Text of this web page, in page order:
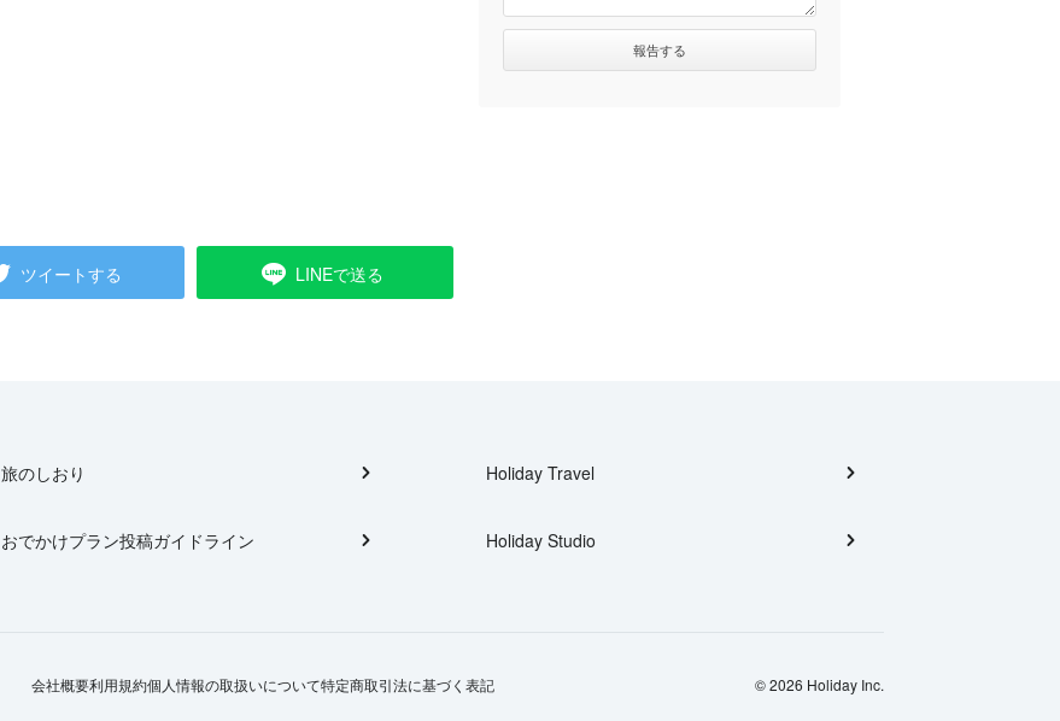
ツイートする LINEで送る
旅のしおり
おでかけプラン投稿ガイドライン
Holiday Travel
Holiday Studio
会社概要利用規約個人情報の取扱いについて特定商取引法に基づく表記 © 2026 Holiday Inc.